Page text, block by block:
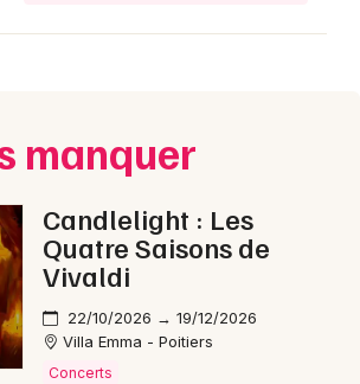
manquer
Candlelight : Les
Quatre Saisons de
Vivaldi
22/10/2026 → 19/12/2026
Villa Emma - Poitiers
Concerts